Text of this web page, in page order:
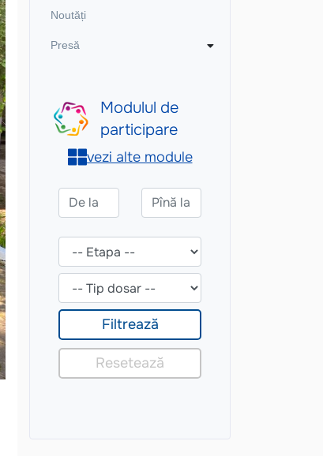
Noutăți
Presă